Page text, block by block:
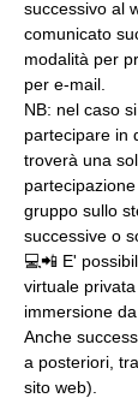
successivo al
comunicato
modalità per
per e-mail.
NB: nel caso
partecipare in
troverà una
gruppo sullo
successive o
💻📲 E'
virtuale
immersione
Anche
a posteriori,
sito web).